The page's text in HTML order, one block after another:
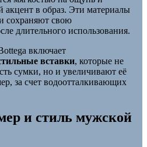
акцент в образ. Эти материалы
сохраняют свою
длительного использования.
включает
вставки, которые не
сумки, но и увеличивают её
за счет водоотталкивающих
и стиль мужской